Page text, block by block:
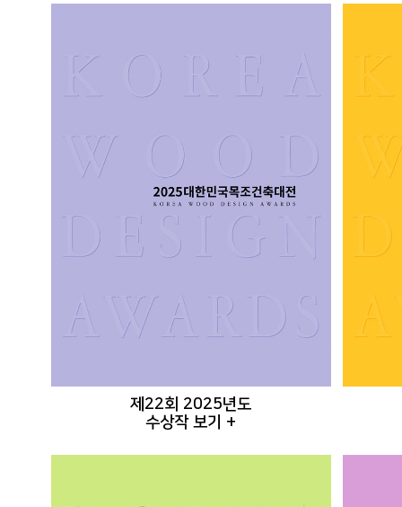
제22회 2025년도
수상작 보기 +